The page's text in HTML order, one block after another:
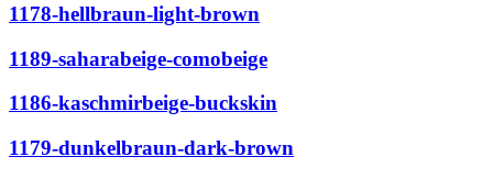
1178-hellbraun-light-brown
1189-saharabeige-comobeige
1186-kaschmirbeige-buckskin
1179-dunkelbraun-dark-brown